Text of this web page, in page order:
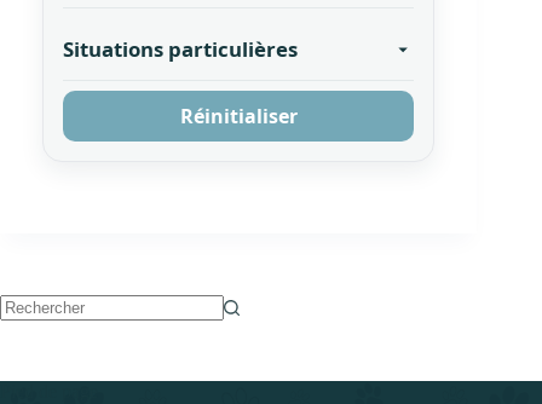
Situations particulières
Réinitialiser